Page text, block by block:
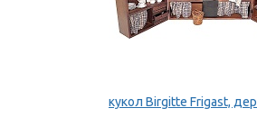
кукол Birgitte Frigast,